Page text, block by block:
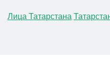
Лица Татарстана